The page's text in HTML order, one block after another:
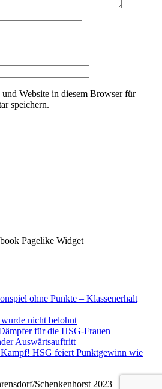
Website in diesem Browser für
speichern.
ohne Punkte – Klassenerhalt
nicht belohnt
für die HSG-Frauen
Auswärtsauftritt
HSG feiert Punktgewinn wie
Schenkenhorst 2023